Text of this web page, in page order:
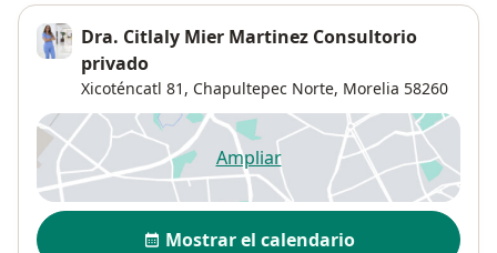
Dra. Citlaly Mier Martinez Consultorio
privado
Xicoténcatl 81, Chapultepec Norte, Morelia 58260
Ampliarse abre en una nueva
Disponibilidad
Mostrar el calendario